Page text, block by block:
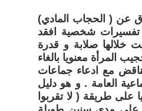
عن ( الحجاب المادي)
تفسيرات شخصية افقد
خلالها صلابة و قدرة
المرأة معنويا بالغاء
مع ادعاء جماعات
العامة . و هو دليل
على طريقة ( لا تقربوا